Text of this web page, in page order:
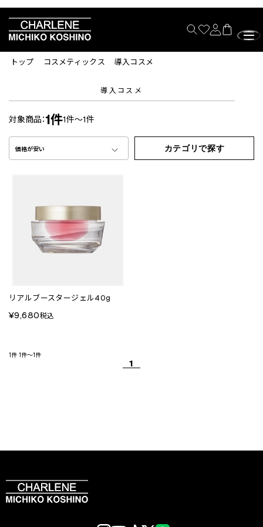
トップ コスメティックス 導入コスメ
導入コスメ
対象商品：1件1件～1件
価格が安い カテゴリで探す
リアルブースタージェル40g
¥9,680税込
1件 1件～1件
1